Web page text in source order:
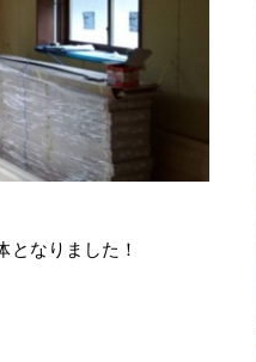
となりました！